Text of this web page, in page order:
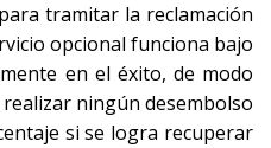
tramitar la reclamación
opcional funciona bajo
en el éxito, de modo
ningún desembolso
si se logra recuperar